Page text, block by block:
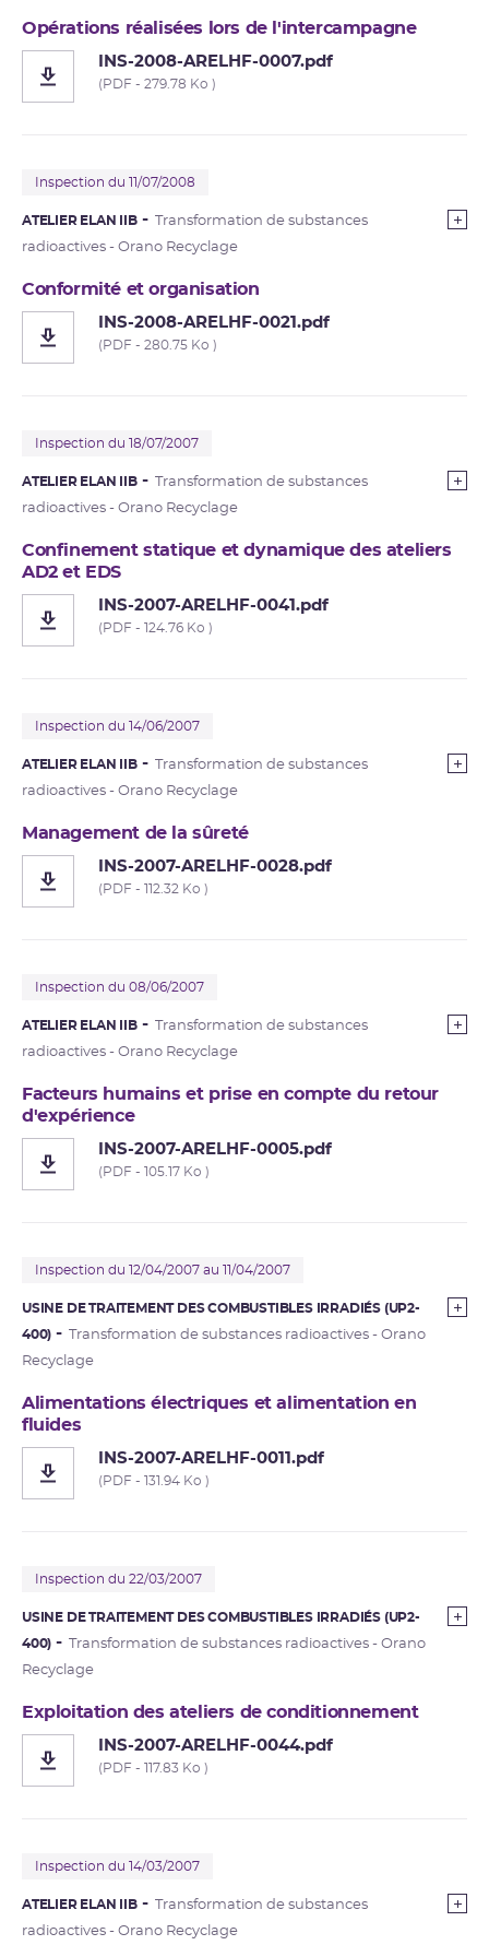
Opérations réalisées lors de l'intercampagne
INS-2008-ARELHF-0007.pdf
(PDF - 279.78 Ko )
Inspection du 11/07/2008
ATELIER ELAN IIB
Transformation de substances
radioactives - Orano Recyclage
Conformité et organisation
INS-2008-ARELHF-0021.pdf
(PDF - 280.75 Ko )
Inspection du 18/07/2007
ATELIER ELAN IIB
Transformation de substances
radioactives - Orano Recyclage
Confinement statique et dynamique des ateliers
AD2 et EDS
INS-2007-ARELHF-0041.pdf
(PDF - 124.76 Ko )
Inspection du 14/06/2007
ATELIER ELAN IIB
Transformation de substances
radioactives - Orano Recyclage
Management de la sûreté
INS-2007-ARELHF-0028.pdf
(PDF - 112.32 Ko )
Inspection du 08/06/2007
ATELIER ELAN IIB
Transformation de substances
radioactives - Orano Recyclage
Facteurs humains et prise en compte du retour
d'expérience
INS-2007-ARELHF-0005.pdf
(PDF - 105.17 Ko )
Inspection du 12/04/2007 au 11/04/2007
USINE DE TRAITEMENT DES COMBUSTIBLES IRRADIÉS (UP2-
400)
Transformation de substances radioactives - Orano
Recyclage
Alimentations électriques et alimentation en
fluides
INS-2007-ARELHF-0011.pdf
(PDF - 131.94 Ko )
Inspection du 22/03/2007
USINE DE TRAITEMENT DES COMBUSTIBLES IRRADIÉS (UP2-
400)
Transformation de substances radioactives - Orano
Recyclage
Exploitation des ateliers de conditionnement
INS-2007-ARELHF-0044.pdf
(PDF - 117.83 Ko )
Inspection du 14/03/2007
ATELIER ELAN IIB
Transformation de substances
radioactives - Orano Recyclage